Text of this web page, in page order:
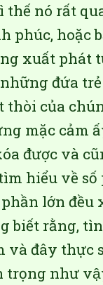
thế nó rất
phúc, hoặc
xuất phát
đứa
của
mặc cảm
được và
hiểu về
lớn
biết rằng,
đây thực
như